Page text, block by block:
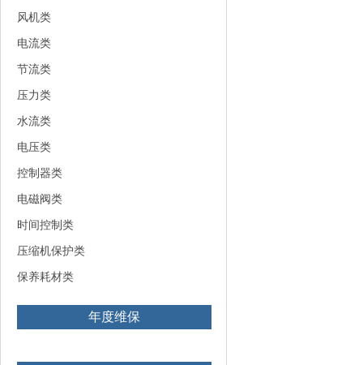
风机类
电流类
节流类
压力类
水流类
电压类
控制器类
电磁阀类
时间控制类
压缩机保护类
保养耗材类
年度维保